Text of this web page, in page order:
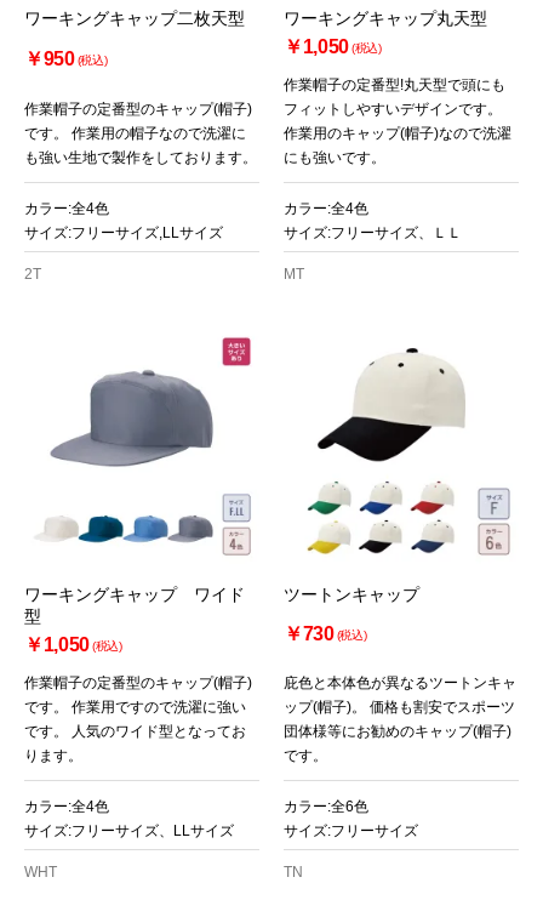
ワーキングキャップ二枚天型
￥950 (税込)
作業帽子の定番型のキャップ(帽子)
です。 作業用の帽子なので洗濯に
も強い生地で製作をしております。
カラー:全4色
サイズ:フリーサイズ,LLサイズ
2T
ワーキングキャップ丸天型
￥1,050(税込)
作業帽子の定番型!丸天型で頭にも
フィットしやすいデザインです。
作業用のキャップ(帽子)なので洗濯
にも強いです。
カラー:全4色
サイズ:フリーサイズ、ＬＬ
MT
ワーキングキャップ ワイド
型
￥1,050(税込)
作業帽子の定番型のキャップ(帽子)
です。 作業用ですので洗濯に強い
です。 人気のワイド型となってお
ります。
カラー:全4色
サイズ:フリーサイズ、LLサイズ
WHT
ツートンキャップ
￥730 (税込)
庇色と本体色が異なるツートンキャ
ップ(帽子)。 価格も割安でスポーツ
団体様等にお勧めのキャップ(帽子)
です。
カラー:全6色
サイズ:フリーサイズ
TN